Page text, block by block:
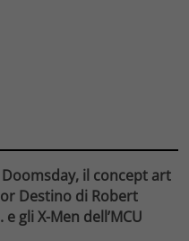
il concept art
Destino di Robert
e gli X-Men dell’MCU